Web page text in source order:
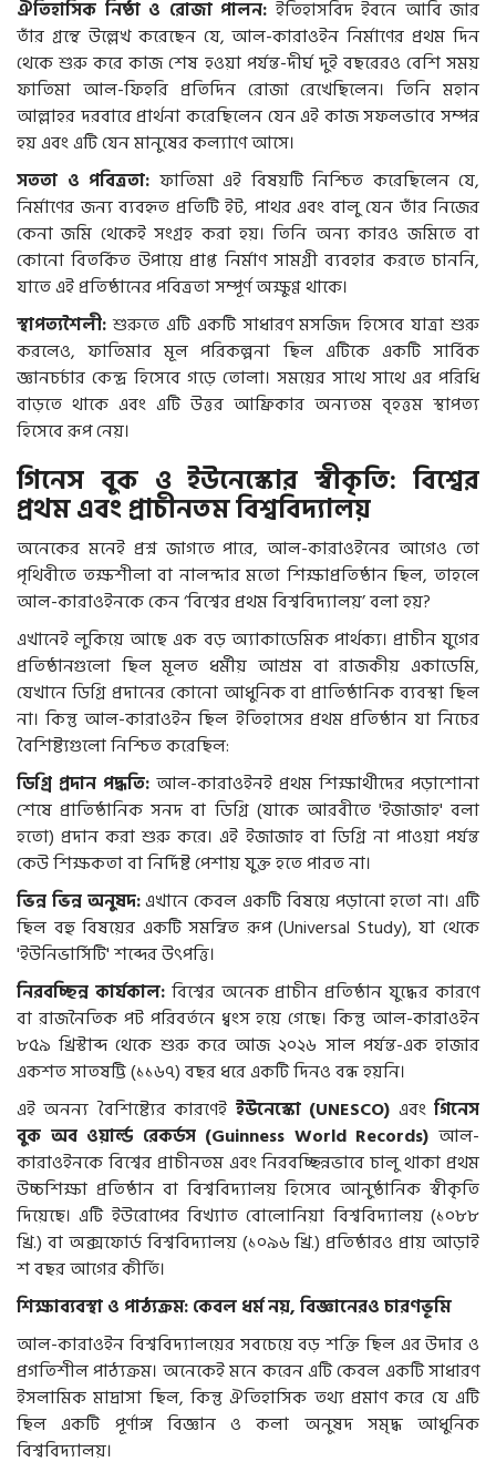
ঐতিহাসিক নিষ্ঠা ও রোজা পালন: ইতিহাসবিদ ইবনে আবি জার
তাঁর গ্রন্থে উল্লেখ করেছেন যে, আল-কারাওইন নির্মাণের প্রথম দিন
থেকে শুরু করে কাজ শেষ হওয়া পর্যন্ত-দীর্ঘ দুই বছরেরও বেশি সময়
ফাতিমা আল-ফিহরি প্রতিদিন রোজা রেখেছিলেন। তিনি মহান
আল্লাহর দরবারে প্রার্থনা করেছিলেন যেন এই কাজ সফলভাবে সম্পন্ন
হয় এবং এটি যেন মানুষের কল্যাণে আসে।
সততা ও পবিত্রতা: ফাতিমা এই বিষয়টি নিশ্চিত করেছিলেন যে,
নির্মাণের জন্য ব্যবহৃত প্রতিটি ইট, পাথর এবং বালু যেন তাঁর নিজের
কেনা জমি থেকেই সংগ্রহ করা হয়। তিনি অন্য কারও জমিতে বা
কোনো বিতর্কিত উপায়ে প্রাপ্ত নির্মাণ সামগ্রী ব্যবহার করতে চাননি,
যাতে এই প্রতিষ্ঠানের পবিত্রতা সম্পূর্ণ অক্ষুণ্ণ থাকে।
স্থাপত্যশৈলী:শুরুতে এটি একটি সাধারণ মসজিদ হিসেবে যাত্রা শুরু
করলেও, ফাতিমার মূল পরিকল্পনা ছিল এটিকে একটি সার্বিক
জ্ঞানচর্চার কেন্দ্র হিসেবে গড়ে তোলা। সময়ের সাথে সাথে এর পরিধি
বাড়তে থাকে এবং এটি উত্তর আফ্রিকার অন্যতম বৃহত্তম স্থাপত্য
হিসেবে রূপ নেয়।
গিনেস বুক ও ইউনেস্কোর স্বীকৃতি: বিশ্বের
প্রথম এবং প্রাচীনতম বিশ্ববিদ্যালয়
অনেকের মনেই প্রশ্ন জাগতে পারে, আল-কারাওইনের আগেও তো
পৃথিবীতে তক্ষশীলা বা নালন্দার মতো শিক্ষাপ্রতিষ্ঠান ছিল, তাহলে
আল-কারাওইনকে কেন ‘বিশ্বের প্রথম বিশ্ববিদ্যালয়’ বলা হয়?
এখানেই লুকিয়ে আছে এক বড় অ্যাকাডেমিক পার্থক্য। প্রাচীন যুগের
প্রতিষ্ঠানগুলো ছিল মূলত ধর্মীয় আশ্রম বা রাজকীয় একাডেমি,
যেখানে ডিগ্রি প্রদানের কোনো আধুনিক বা প্রাতিষ্ঠানিক ব্যবস্থা ছিল
না। কিন্তু আল-কারাওইন ছিল ইতিহাসের প্রথম প্রতিষ্ঠান যা নিচের
বৈশিষ্ট্যগুলো নিশ্চিত করেছিল:
ডিগ্রি প্রদান পদ্ধতি: আল-কারাওইনই প্রথম শিক্ষার্থীদের পড়াশোনা
শেষে প্রাতিষ্ঠানিক সনদ বা ডিগ্রি (যাকে আরবীতে 'ইজাজাহ' বলা
হতো) প্রদান করা শুরু করে। এই ইজাজাহ বা ডিগ্রি না পাওয়া পর্যন্ত
কেউ শিক্ষকতা বা নির্দিষ্ট পেশায় যুক্ত হতে পারত না।
ভিন্ন ভিন্ন অনুষদ:এখানে কেবল একটি বিষয়ে পড়ানো হতো না। এটি
ছিল বহু বিষয়ের একটি সমন্বিত রূপ (Universal Study), যা থেকে
'ইউনিভার্সিটি' শব্দের উৎপত্তি।
নিরবচ্ছিন্ন কার্যকাল:বিশ্বের অনেক প্রাচীন প্রতিষ্ঠান যুদ্ধের কারণে
বা রাজনৈতিক পট পরিবর্তনে ধ্বংস হয়ে গেছে। কিন্তু আল-কারাওইন
৮৫৯ খ্রিস্টাব্দ থেকে শুরু করে আজ ২০২৬ সাল পর্যন্ত-এক হাজার
একশত সাতষট্টি (১১৬৭) বছর ধরে একটি দিনও বন্ধ হয়নি।
এই অনন্য বৈশিষ্ট্যের কারণেই ইউনেস্কো (UNESCO) এবংগিনেস
বুক অব ওয়ার্ল্ড রেকর্ডস (Guinness World Records) আল-
কারাওইনকে বিশ্বের প্রাচীনতম এবং নিরবচ্ছিন্নভাবে চালু থাকা প্রথম
উচ্চশিক্ষা প্রতিষ্ঠান বা বিশ্ববিদ্যালয় হিসেবে আনুষ্ঠানিক স্বীকৃতি
দিয়েছে। এটি ইউরোপের বিখ্যাত বোলোনিয়া বিশ্ববিদ্যালয় (১০৮৮
খ্রি.) বা অক্সফোর্ড বিশ্ববিদ্যালয় (১০৯৬ খ্রি.) প্রতিষ্ঠারও প্রায় আড়াই
শ বছর আগের কীর্তি।
শিক্ষাব্যবস্থা ও পাঠ্যক্রম: কেবল ধর্ম নয়, বিজ্ঞানেরও চারণভূমি
আল-কারাওইন বিশ্ববিদ্যালয়ের সবচেয়ে বড় শক্তি ছিল এর উদার ও
প্রগতিশীল পাঠ্যক্রম। অনেকেই মনে করেন এটি কেবল একটি সাধারণ
ইসলামিক মাদ্রাসা ছিল, কিন্তু ঐতিহাসিক তথ্য প্রমাণ করে যে এটি
ছিল একটি পূর্ণাঙ্গ বিজ্ঞান ও কলা অনুষদ সমৃদ্ধ আধুনিক
বিশ্ববিদ্যালয়।